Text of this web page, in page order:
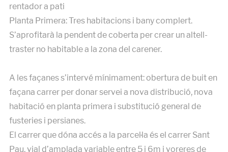
rentador a pati
Planta Primera: Tres habitacions i bany complert.
S’aprofitarà la pendent de coberta per crear un altell-
traster no habitable a la zona del carener.
A les façanes s’intervé mínimament: obertura de buit en
façana carrer per donar servei a nova distribució, nova
habitació en planta primera i substitució general de
fusteries i persianes.
El carrer que dóna accés a la parcel·la és el carrer Sant
Pau, vial d’amplada variable entre 5 i 6m i voreres de